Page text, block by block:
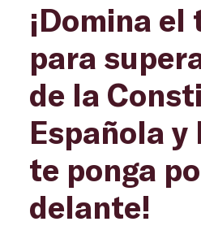
¡Domina
para
de la
Española y
te ponga
delante!